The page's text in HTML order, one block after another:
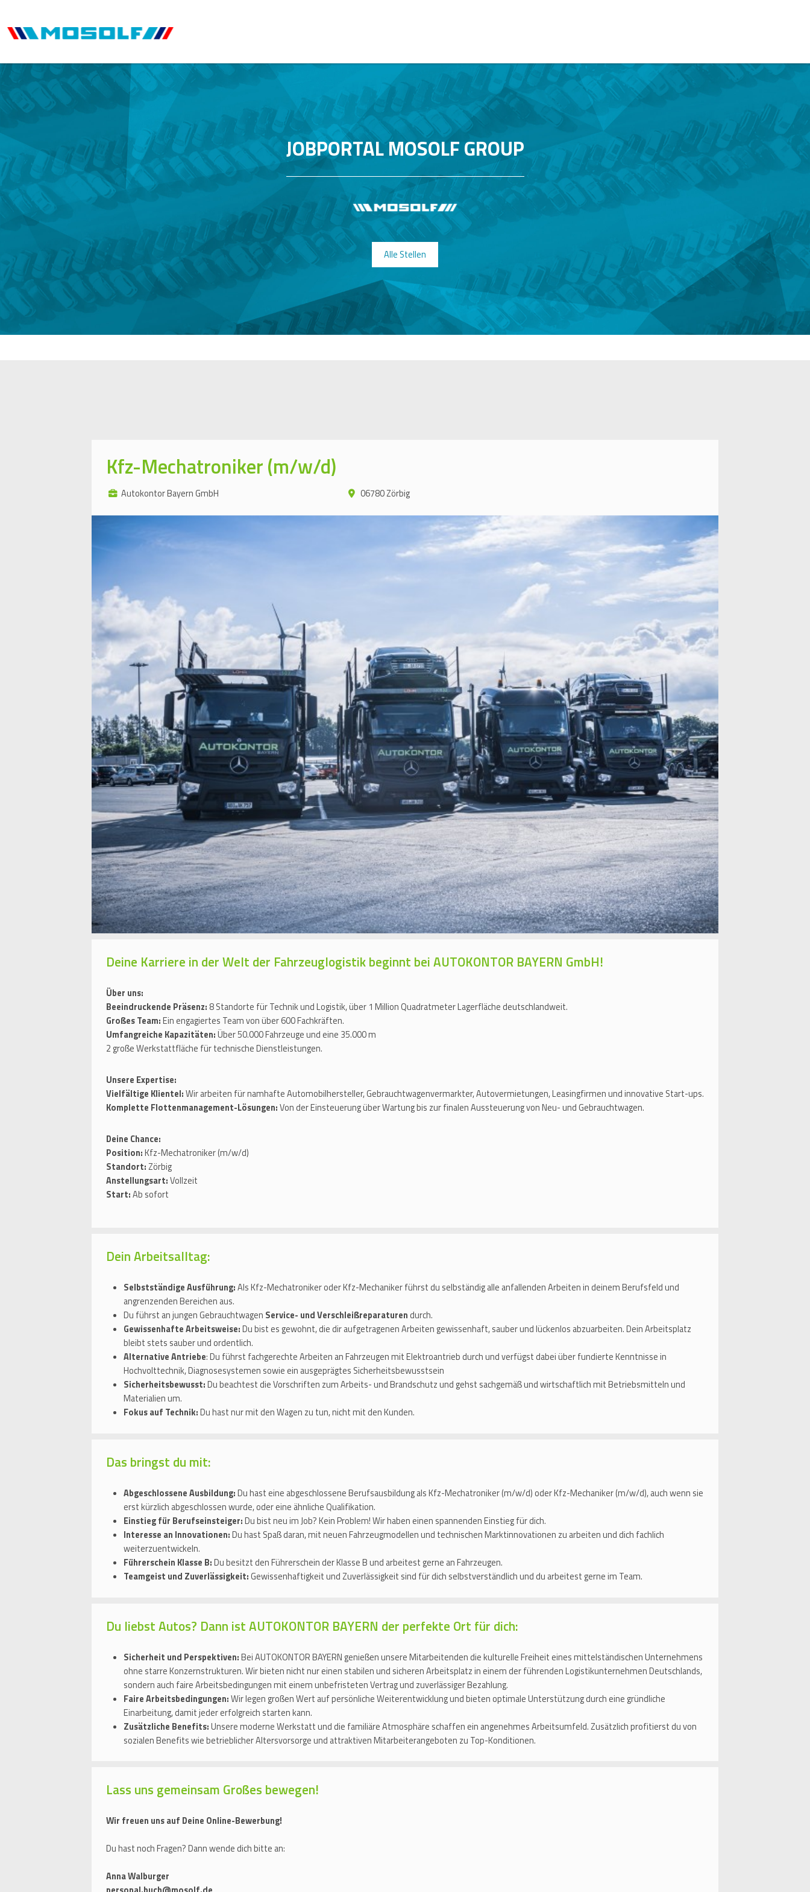
JOBPORTAL MOSOLF GROUP
Alle Stellen
Kfz-Mechatroniker (m/w/d)
Autokontor Bayern GmbH 06780 Zörbig
Deine Karriere in der Welt der Fahrzeuglogistik beginnt bei AUTOKONTOR BAYERN GmbH!
Über uns:
Beeindruckende Präsenz: 8 Standorte für Technik und Logistik, über 1 Million Quadratmeter Lagerfläche deutschlandweit.
Großes Team:Ein engagiertes Team von über 600 Fachkräften.
Umfangreiche Kapazitäten:Über 50.000 Fahrzeuge und eine 35.000 m
2 große Werkstattfläche für technische Dienstleistungen.
Unsere Expertise:
Vielfältige Klientel:Wir arbeiten für namhafte Automobilhersteller, Gebrauchtwagenvermarkter, Autovermietungen, Leasingfirmen und innovative Start-ups.
Komplette Flottenmanagement-Lösungen:Von der Einsteuerung über Wartung bis zur finalen Aussteuerung von Neu- und Gebrauchtwagen.
Deine Chance:
Position:Kfz-Mechatroniker (m/w/d)
Standort:Zörbig
Anstellungsart:Vollzeit
Start:Ab sofort
Dein Arbeitsalltag:
Selbstständige Ausführung:Als Kfz-Mechatroniker oder Kfz-Mechaniker führst du selbständig alle anfallenden Arbeiten in deinem Berufsfeld und
angrenzenden Bereichen aus.
Du führst an jungen Gebrauchtwagen Service- und Verschleißreparaturen durch.
Gewissenhafte Arbeitsweise:Du bist es gewohnt, die dir aufgetragenen Arbeiten gewissenhaft, sauber und lückenlos abzuarbeiten. Dein Arbeitsplatz
bleibt stets sauber und ordentlich.
Alternative Antriebe: Du führst fachgerechte Arbeiten an Fahrzeugen mit Elektroantrieb durch und verfügst dabei über fundierte Kenntnisse in
Hochvolttechnik, Diagnosesystemen sowie ein ausgeprägtes Sicherheitsbewusstsein
Sicherheitsbewusst:Du beachtest die Vorschriften zum Arbeits- und Brandschutz und gehst sachgemäß und wirtschaftlich mit Betriebsmitteln und
Materialien um.
Fokus auf Technik:Du hast nur mit den Wagen zu tun, nicht mit den Kunden.
Das bringst du mit:
Abgeschlossene Ausbildung:Du hast eine abgeschlossene Berufsausbildung als Kfz-Mechatroniker (m/w/d) oder Kfz-Mechaniker (m/w/d), auch wenn sie
erst kürzlich abgeschlossen wurde, oder eine ähnliche Qualifikation.
Einstieg für Berufseinsteiger:Du bist neu im Job? Kein Problem! Wir haben einen spannenden Einstieg für dich.
Interesse an Innovationen:Du hast Spaß daran, mit neuen Fahrzeugmodellen und technischen Marktinnovationen zu arbeiten und dich fachlich
weiterzuentwickeln.
Führerschein Klasse B:Du besitzt den Führerschein der Klasse B und arbeitest gerne an Fahrzeugen.
Teamgeist und Zuverlässigkeit:Gewissenhaftigkeit und Zuverlässigkeit sind für dich selbstverständlich und du arbeitest gerne im Team.
Du liebst Autos? Dann ist AUTOKONTOR BAYERN der perfekte Ort für dich:
Sicherheit und Perspektiven:Bei AUTOKONTOR BAYERN genießen unsere Mitarbeitenden die kulturelle Freiheit eines mittelständischen Unternehmens
ohne starre Konzernstrukturen. Wir bieten nicht nur einen stabilen und sicheren Arbeitsplatz in einem der führenden Logistikunternehmen Deutschlands,
sondern auch faire Arbeitsbedingungen mit einem unbefristeten Vertrag und zuverlässiger Bezahlung.
Faire Arbeitsbedingungen:Wir legen großen Wert auf persönliche Weiterentwicklung und bieten optimale Unterstützung durch eine gründliche
Einarbeitung, damit jeder erfolgreich starten kann.
Zusätzliche Benefits:Unsere moderne Werkstatt und die familiäre Atmosphäre schaffen ein angenehmes Arbeitsumfeld. Zusätzlich profitierst du von
sozialen Benefits wie betrieblicher Altersvorsorge und attraktiven Mitarbeiterangeboten zu Top-Konditionen.
Lass uns gemeinsam Großes bewegen!
Wir freuen uns auf Deine Online-Bewerbung!
Du hast noch Fragen? Dann wende dich bitte an:
Anna Walburger